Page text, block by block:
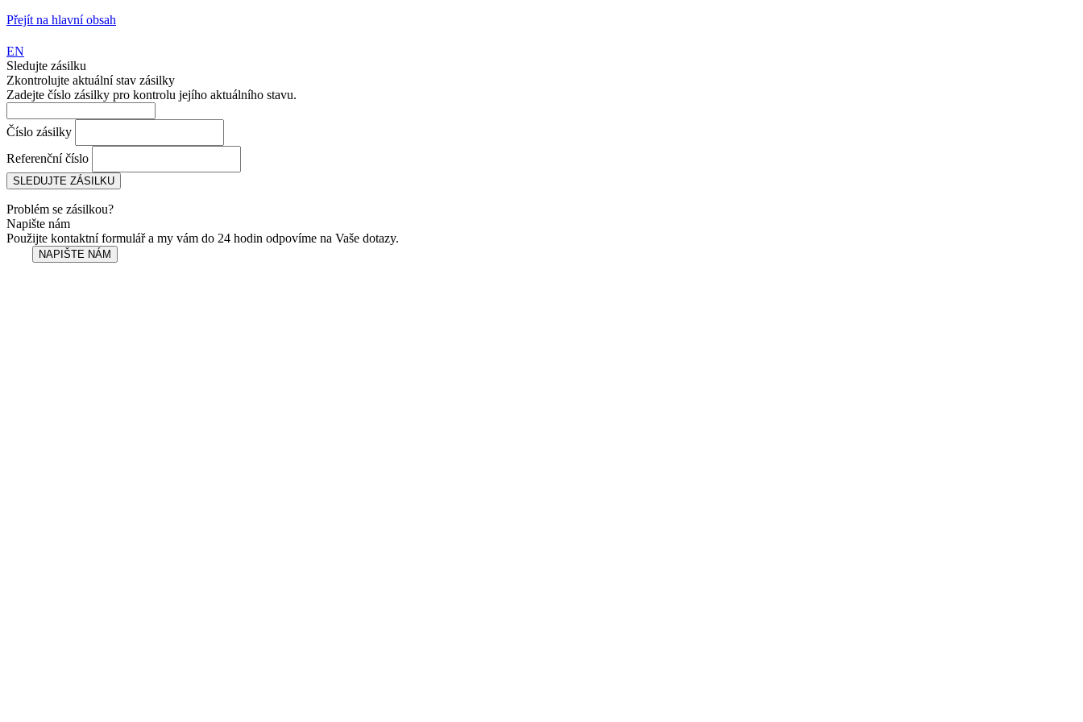
Přejít na hlavní obsah
EN
Sledujte zásilku
Zkontrolujte aktuální stav zásilky
Zadejte číslo zásilky pro kontrolu jejího aktuálního stavu.
Číslo zásilky
Referenční číslo
Problém se zásilkou?
Napište nám
Použijte kontaktní formulář a my vám do 24 hodin odpovíme na Vaše dotazy.